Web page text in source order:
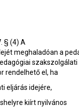
§ (4) A
meghaladóan a
szakszolgálati
rendelhető el, ha
eljárás idejére,
kiírt nyilvános